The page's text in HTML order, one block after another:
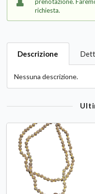
richiesta.
Descrizione
Nessuna descrizione.